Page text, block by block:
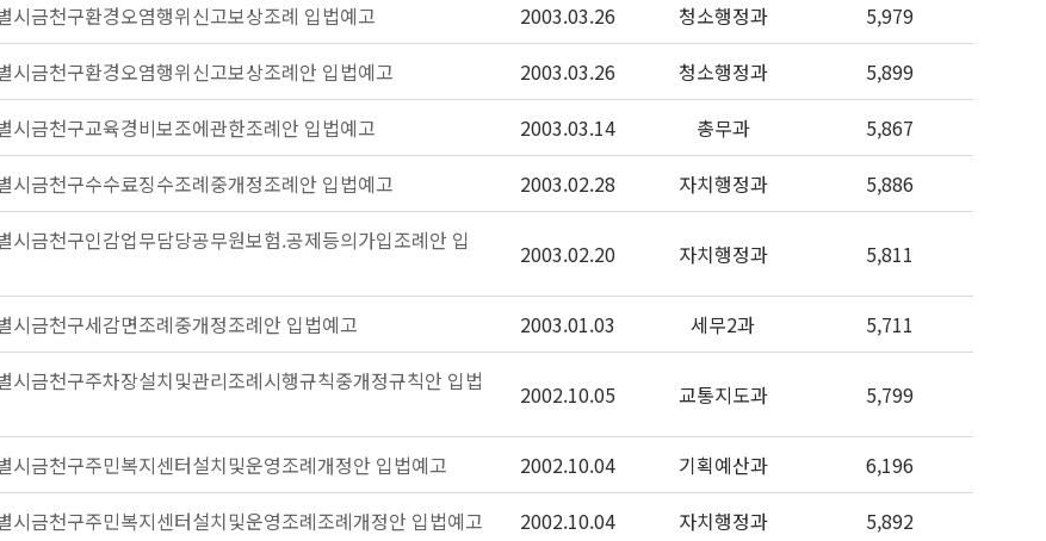
시금천구환경오염행위신고보상조례 입법예고 2003.03.26 청소행정과
5,979
시금천구환경오염행위신고보상조례안 입법예고 2003.03.26 청소행정과
5,899
시금천구교육경비보조에관한조례안 입법예고 2003.03.14 총무과
5,867
시금천구수수료징수조례중개정조례안 입법예고 2003.02.28 자치행정과 5,886
시금천구인감업무담당공무원보험.공제등의가입조례안 입
2003.02.20 자치행정과 5,811
시금천구세감면조례중개정조례안 입법예고 2003.01.03 세무2과 5,711
시금천구주차장설치및관리조례시행규칙중개정규칙안 입법
2002.10.05 교통지도과 5,799
시금천구주민복지센터설치및운영조례개정안 입법예고 2002.10.04 기획예산과
6,196
시금천구주민복지센터설치및운영조례조례개정안 입법예고 2002.10.04 자치행정과 5,892